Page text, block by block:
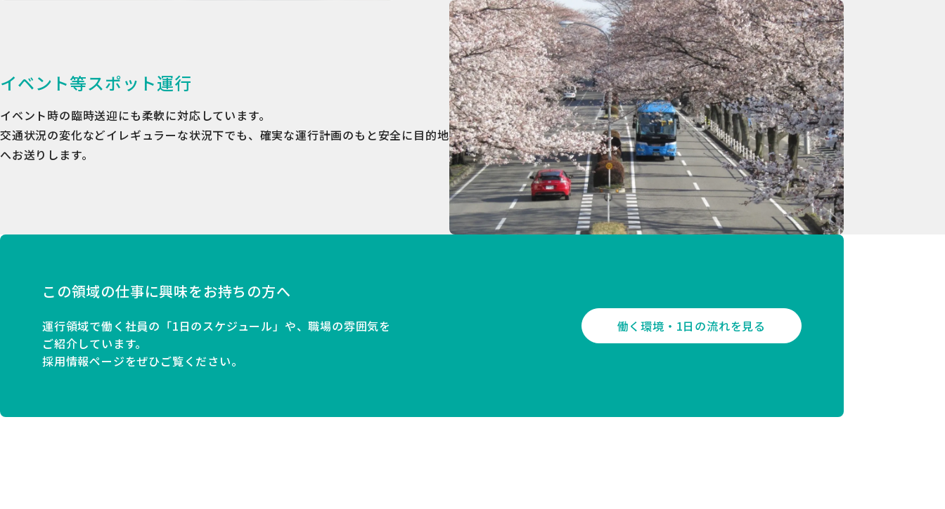
イベント等スポット運行
イベント時の臨時送迎にも柔軟に対応しています。
交通状況の変化などイレギュラーな状況下でも、確実な運行計画のもと安全に目的地
へお送りします。
この領域の仕事に興味をお持ちの方へ
運行領域で働く社員の「1日のスケジュール」や、職場の雰囲気を
ご紹介しています。
採用情報ページをぜひご覧ください。
働く環境・1日の流れを見る
CONTACT